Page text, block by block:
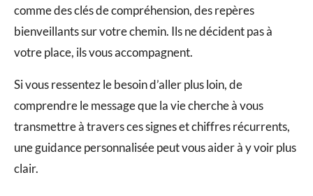
comme des clés de compréhension, des repères
bienveillants sur votre chemin. Ils ne décident pas à
votre place, ils vous accompagnent.
Si vous ressentez le besoin d’aller plus loin, de
comprendre le message que la vie cherche à vous
transmettre à travers ces signes et chiffres récurrents,
une guidance personnalisée peut vous aider à y voir plus
clair.